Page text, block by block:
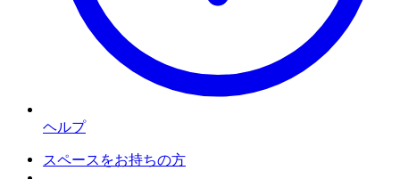
ヘルプ
スペースをお持ちの方